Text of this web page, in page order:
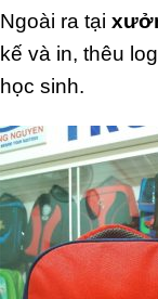
Ngoài ra tại
kế và in, thêu
học sinh.